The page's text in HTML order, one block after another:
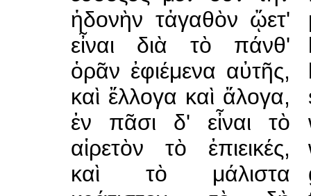
ἡδονὴν τἀγαθὸν ᾤετ'
εἶναι διὰ τὸ πάνθ'
ὁρᾶν ἐφιέμενα αὐτῆς,
καὶ ἔλλογα καὶ ἄλογα,
ἐν πᾶσι δ' εἶναι τὸ
αἱρετὸν τὸ ἐπιεικές,
καὶ τὸ μάλιστα